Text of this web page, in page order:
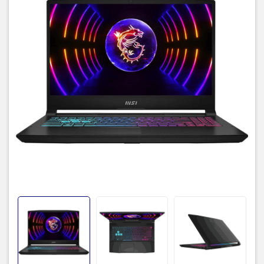
hành uy tín.
Hiệu Năng Bùng Nổ - Sức Mạnh Từ Intel Gen
13 và RTX 40 Series
Trái tim của MSI Katana 15 B13VFK 676VN là cấu hình
phần cứng "khủng", được thiết kế để "cân" mượt mà mọi
tựa game AAA và các tác vụ đồ họa nặng.
CPU Intel® Core™ i7-13620H:Với kiến trúc 10 nhân 16
vào kỷ nguyên mới của đồ họa với kiến trúc Ada
Lovelace. Công nghệ DLSS 3 (AI) và Ray Tracing mang lại
hình ảnh siêu thực, đồng thời đẩy tốc độ khung hình